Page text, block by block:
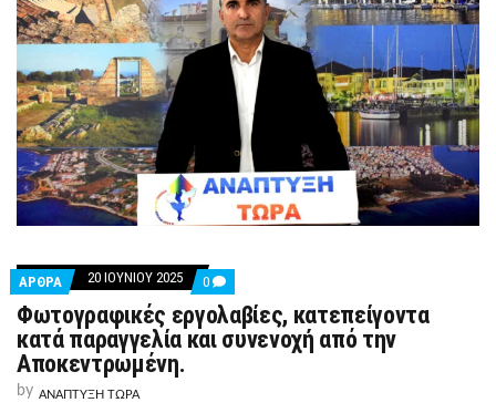
ΑΡΘΡΑ 20 ΙΟΥΝΊΟΥ 2025 0 COMMENTS
ON
ΦΩΤΟΓΡΑΦΙΚΈΣ
ΕΡΓΟΛΑΒΊΕΣ,
ΚΑΤΕΠΕΊΓΟΝΤΑ
Φωτογραφικές εργολαβίες, κατεπείγοντα
κατά παραγγελία και συνενοχή από την
Αποκεντρωμένη.
by ΑΝΑΠΤΥΞΗ ΤΩΡΑ